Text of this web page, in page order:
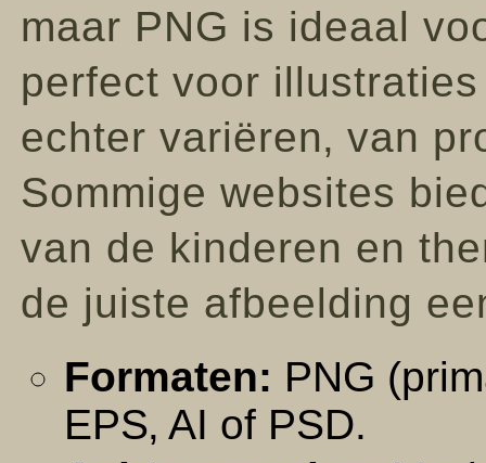
maar PNG is ideaal
perfect voor
echter variëren‚ van
Sommige websites
van de kinderen en
de juiste afbeelding
Formaten: PNG
EPS‚ AI of PSD.